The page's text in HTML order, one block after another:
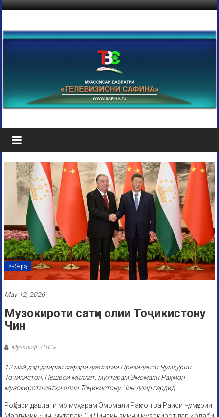
Хабарҳо
May 12, 2026
Музокироти сатҳи олии Тоҷикистону
Чин
Муаллиф: «ТВС»
12 май дар доираи сафари давлатии Президенти Ҷумҳурии
Тоҷикистон, Пешвои миллат, муҳтарам Эмомалӣ Раҳмон
музокироти сатҳи олии Тоҷикистону Чин доир гардид.
Роҳбари давлати мо муҳтарам Эмомалӣ Раҳмон ва Раиси Ҷумҳурии